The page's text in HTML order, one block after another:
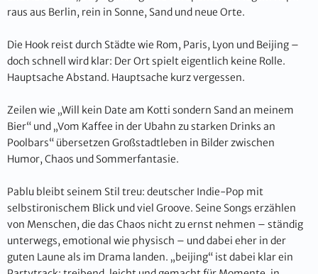
raus aus Berlin, rein in Sonne, Sand und neue Orte.
Die Hook reist durch Städte wie Rom, Paris, Lyon und Beijing –
doch schnell wird klar: Der Ort spielt eigentlich keine Rolle.
Hauptsache Abstand. Hauptsache kurz vergessen.
Zeilen wie „Will kein Date am Kotti sondern Sand an meinem
Bier“ und „Vom Kaffee in der Ubahn zu starken Drinks an
Poolbars“ übersetzen Großstadtleben in Bilder zwischen
Humor, Chaos und Sommerfantasie.
Pablu bleibt seinem Stil treu: deutscher Indie-Pop mit
selbstironischem Blick und viel Groove. Seine Songs erzählen
von Menschen, die das Chaos nicht zu ernst nehmen – ständig
unterwegs, emotional wie physisch – und dabei eher in der
guten Laune als im Drama landen. „beijing“ ist dabei klar ein